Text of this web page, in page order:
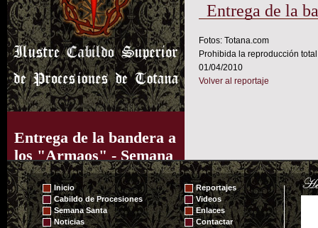
Entrega de la bandera a
los "Armaos" - Semana
Santa 2010
Entrega de la
Fotos: Totana.com
Prohibida la reproducción
01/04/2010
Volver al reportaje
Inicio
Cabildo de Procesiones
Semana Santa
Noticias
Reportajes
Videos
Enlaces
Contactar